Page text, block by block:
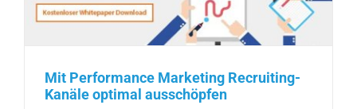
Mit Performance Marketing Recruiting-
Kanäle optimal ausschöpfen